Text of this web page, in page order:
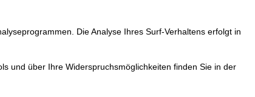
Die Analyse Ihres Surf-Verhaltens erfolgt in
und über Ihre Widerspruchsmöglichkeiten finden Sie in der